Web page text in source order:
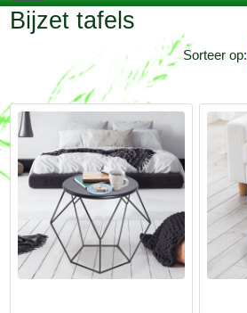
Bijzet tafels
Sorteer op: